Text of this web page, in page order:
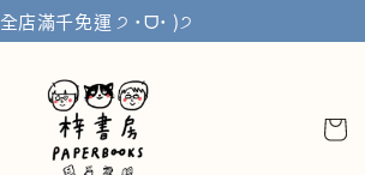
全店滿千免運 ੭ ˙ᗜ˙ )੭